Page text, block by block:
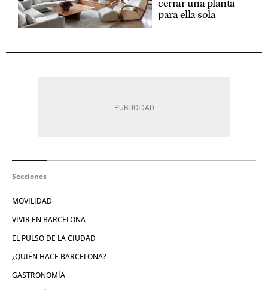
cerrar una planta
para ella sola
Secciones
MOVILIDAD
VIVIR EN BARCELONA
EL PULSO DE LA CIUDAD
¿QUIÉN HACE BARCELONA?
GASTRONOMÍA